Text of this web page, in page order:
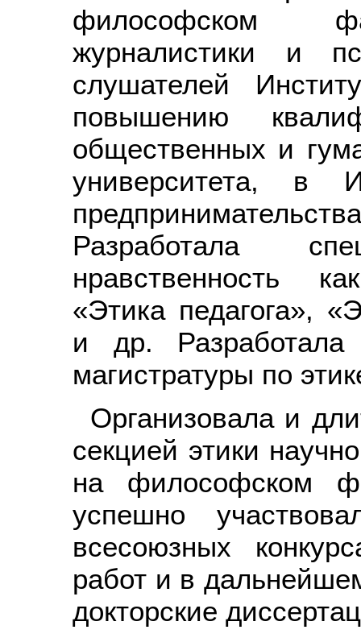
философском
журналистики и
слушателей
повышению
общественных и
университета, в
Разработала
нравственность
«Этика педагога»,
и др.
магистратуры по
Организовала и
секцией этики
на философском
успешно
всесоюзных
работ и в
докторские